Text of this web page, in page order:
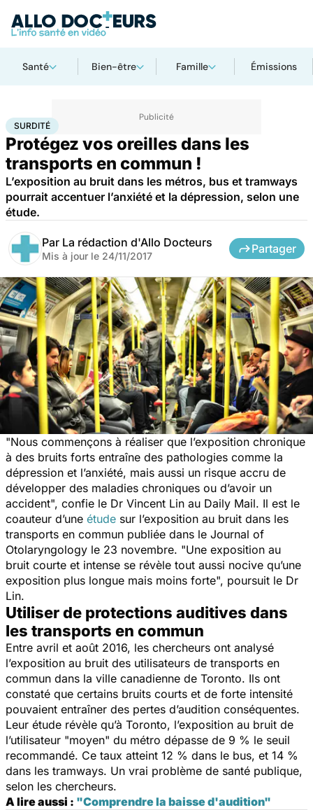
Santé Bien-être Famille Émissions
AccueilSanté
SURDITÉ
Protégez vos oreilles dans les
transports en commun !
L’exposition au bruit dans les métros, bus et tramways
pourrait accentuer l’anxiété et la dépression, selon une
étude.
Par La rédaction d'Allo Docteurs
Mis à jour le 24/11/2017
Partager
"Nous commençons à réaliser que l’exposition chronique
à des bruits forts entraîne des pathologies comme la
dépression et l’anxiété, mais aussi un risque accru de
développer des maladies chroniques ou d’avoir un
accident", confie le Dr Vincent Lin au Daily Mail. Il est le
coauteur d’une étude sur l’exposition au bruit dans les
transports en commun publiée dans le Journal of
Otolaryngology le 23 novembre. "Une exposition au
bruit courte et intense se révèle tout aussi nocive qu’une
exposition plus longue mais moins forte", poursuit le Dr
Lin.
Utiliser de protections auditives dans
les transports en commun
Entre avril et août 2016, les chercheurs ont analysé
l’exposition au bruit des utilisateurs de transports en
commun dans la ville canadienne de Toronto. Ils ont
constaté que certains bruits courts et de forte intensité
pouvaient entraîner des pertes d’audition conséquentes.
Leur étude révèle qu’à Toronto, l’exposition au bruit de
l’utilisateur "moyen" du métro dépasse de 9 % le seuil
recommandé. Ce taux atteint 12 % dans le bus, et 14 %
dans les tramways. Un vrai problème de santé publique,
selon les chercheurs.
A lire aussi : "Comprendre la baisse d'audition"